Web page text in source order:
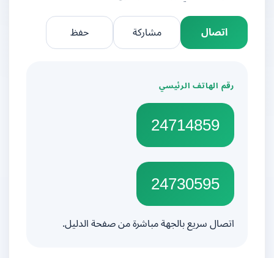
اتصال
مشاركة
رقم الهاتف الرئيسي
24714859
24730595
اتصال سريع بالجهة مباشرة من صفحة الدليل.